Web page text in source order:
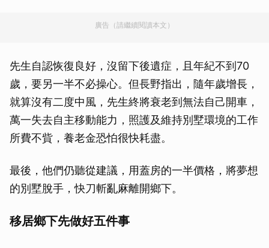
廣告（請繼續閱讀本文）
先生自認恢復良好，沒留下後遺症，且年紀不到70
歲，要另一半不必操心。但長野指出，隨年歲增長，
就算沒有二度中風，先生終將衰老到無法自己開車，
萬一失去自主移動能力，照護及維持別墅環境的工作
所費不貲，養老金恐怕很快耗盡。
最後，他們仍聽從建議，用蓋房的一半價格，將夢想
的別墅脫手，快刀斬亂麻離開鄉下。
移居鄉下先做好五件事